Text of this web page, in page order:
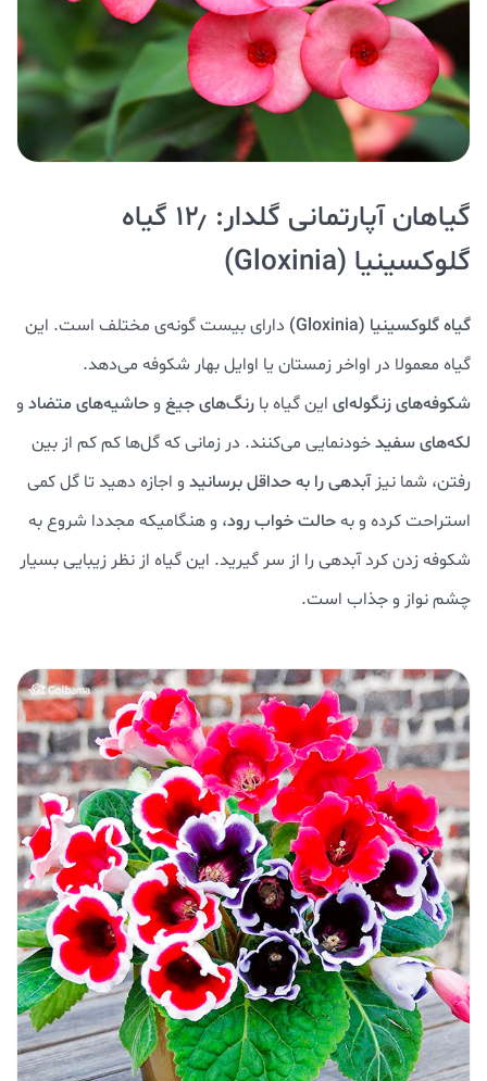
گیاهان آپارتمانی گلدار: ۱۲٫ گیاه
گلوکسینیا (Gloxinia)
گیاه گلوکسینیا (Gloxinia)
دارای بیست گونه‌ی مختلف است. این
گیاه معمولا در اواخر زمستان یا اوایل بهار شکوفه می‌دهد.
شکوفه‌های زنگوله‌ای این گیاه با رنگ‌های جیغ وحاشیه‌های متضاد و
لکه‌های سفیدخودنمایی می‌کنند. در زمانی که گل‌ها کم کم از بین
رفتن، شما نیزآبدهی را به حداقل برسانید و اجازه دهید تا گل کمی
استراحت کرده و بهحالت خواب رود، و هنگامیکه مجددا شروع به
شکوفه زدن کرد آبدهی را از سر گیرید. این گیاه از نظر زیبایی بسیار
چشم نواز و جذاب است.